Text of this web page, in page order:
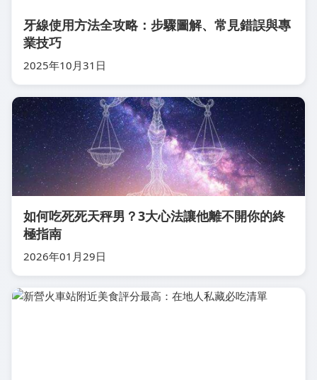
牙線使用方法全攻略：步驟圖解、常見錯誤與專
業技巧
2025年10月31日
如何吃死死天秤男？3大心法讓他離不開你的終
極指南
2026年01月29日